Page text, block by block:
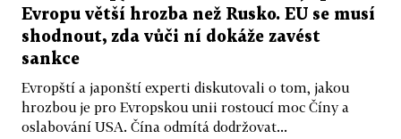
Evropu větší hrozba než Rusko. EU se musí
shodnout, zda vůči ní dokáže zavést
sankce
Evropští a japonští experti diskutovali o tom, jakou
hrozbou je pro Evropskou unii rostoucí moc Číny a
oslabování USA. Čína odmítá dodržovat...